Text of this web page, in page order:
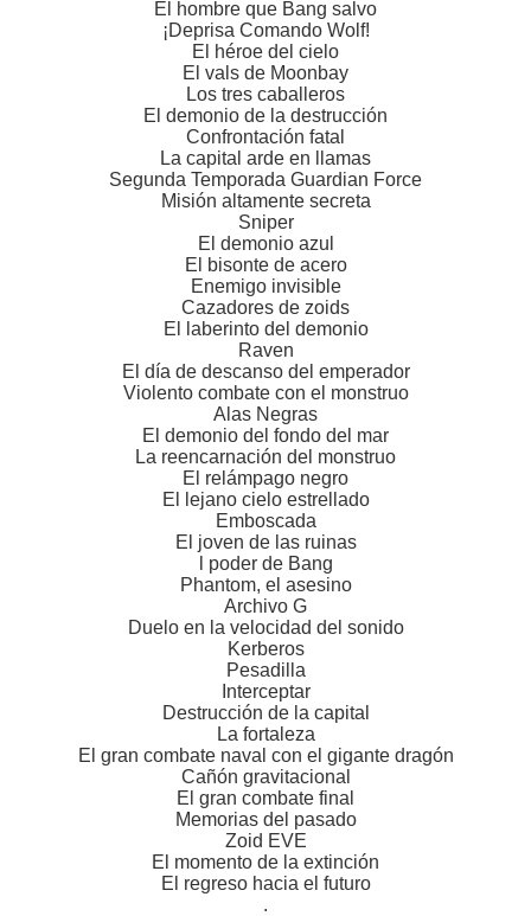
El hombre que Bang salvo
¡Deprisa Comando Wolf!
El héroe del cielo
El vals de Moonbay
Los tres caballeros
El demonio de la destrucción
Confrontación fatal
La capital arde en llamas
Segunda Temporada Guardian Force
Misión altamente secreta
Sniper
El demonio azul
El bisonte de acero
Enemigo invisible
Cazadores de zoids
El laberinto del demonio
Raven
El día de descanso del emperador
Violento combate con el monstruo
Alas Negras
El demonio del fondo del mar
La reencarnación del monstruo
El relámpago negro
El lejano cielo estrellado
Emboscada
El joven de las ruinas
l poder de Bang
Phantom, el asesino
Archivo G
Duelo en la velocidad del sonido
Kerberos
Pesadilla
Interceptar
Destrucción de la capital
La fortaleza
El gran combate naval con el gigante dragón
Cañón gravitacional
El gran combate final
Memorias del pasado
Zoid EVE
El momento de la extinción
El regreso hacia el futuro
.